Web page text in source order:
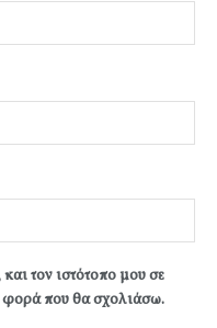
τον ιστότοπο μου σε
φορά που θα σχολιάσω.